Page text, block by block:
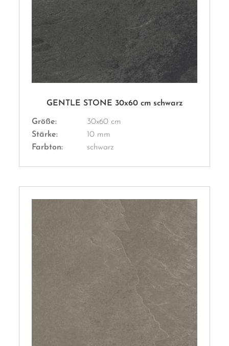
GENTLE STONE 30x60 cm schwarz
Größe:
30x60 cm
Stärke:
10 mm
Farbton:
schwarz